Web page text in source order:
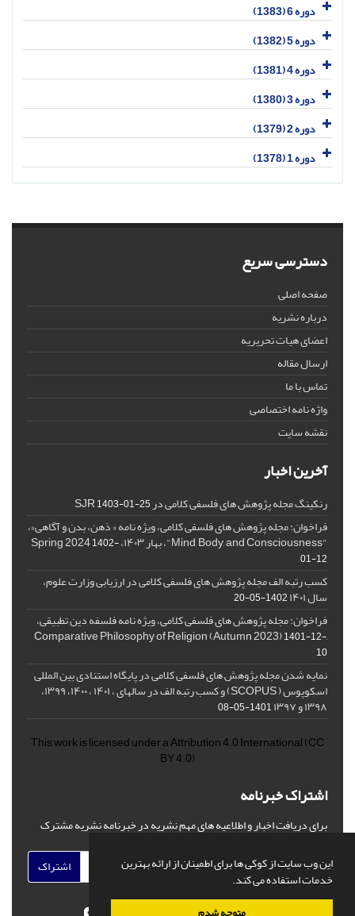
این وب سایت از کوکی ها برای اطمینان از ارائه بهترین
خدمات استفاده می کند.
دوره 6 (1383)
دوره 5 (1382)
دوره 4 (1381)
دوره 3 (1380)
دوره 2 (1379)
دوره 1 (1378)
دسترسی سریع
صفحه اصلی
درباره نشریه
اعضای هیات تحریریه
ارسال مقاله
تماس با ما
واژه نامه اختصاصی
نقشه سایت
آخرین اخبار
رنکینگ مجله پژوهش های فلسفی کلامی در SJR1403-01-25
فراخوان: مجله پژوهش های فلسفی کلامی، ویژه نامه « ذهن، بدن و آگاهی»،
"Mind, Body, and Consciousness"، بهار ۱۴۰۳، Spring 2024
1402-
01-12
کسب رتبه الف مجله پژوهش های فلسفی کلامی در ارزیابی وزارت علوم،
سال ۱۴۰۱ 1402-05-20
فراخوان: مجله پژوهش های فلسفی کلامی، ویژه نامه فلسفه دین تطبیقی،
,Comparative Philosophy of Religion (Autumn 2023)
1401-12-
10
نمایه شدن مجله پژوهش های فلسفی کلامی در پایگاه استنادی بین المللی
اسکوپوس ( SCOPUS) و کسب رتبه الف در سالهای ، ۱۴۰۱ ، ۱۴۰۰، ۱۳۹۹،
۱۳۹۸ و ۱۳۹۷ 1401-05-08
This work is licensed under aAttribution 4.0 International(CC
BY 4.0)
اشتراک خبرنامه
برای دریافت اخبار و اطلاعیه های مهم نشریه در خبرنامه نشریه مشترک
اشتراک